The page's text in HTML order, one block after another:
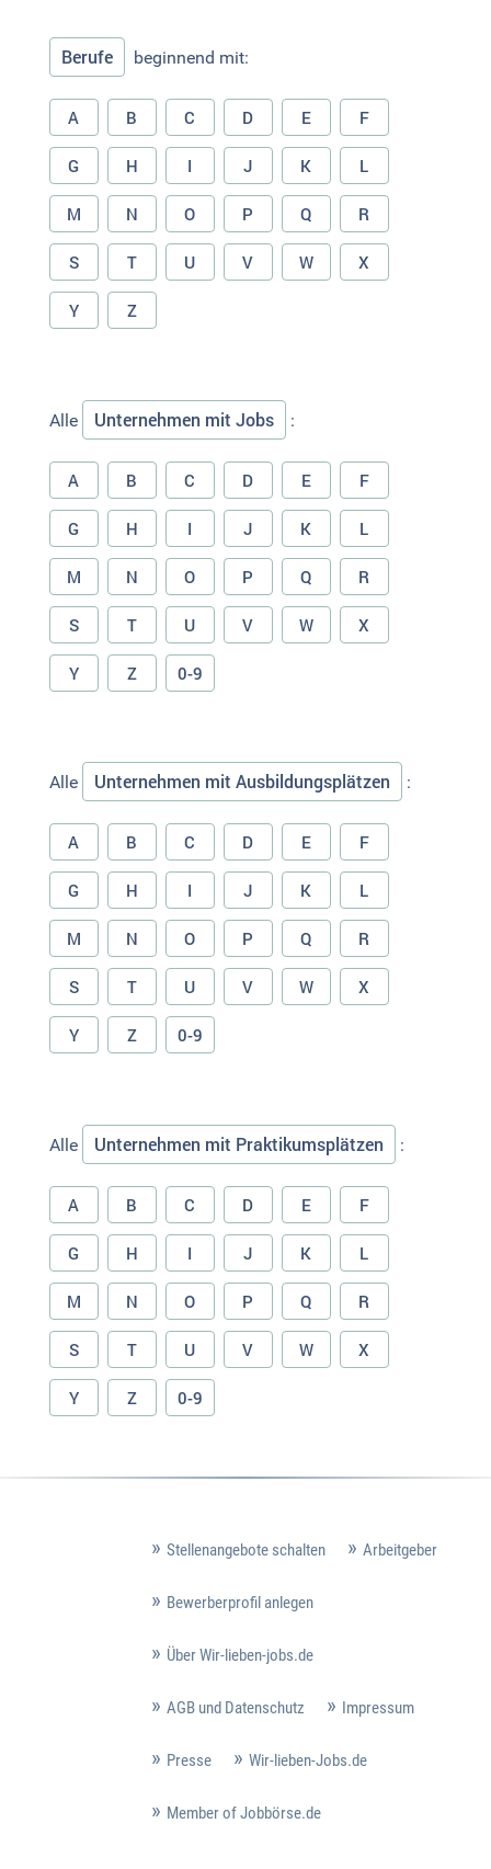
Berufe beginnend mit:
A B C D E F
G H I J K L
M N O P Q R
S T U V W X
Y Z
Alle Unternehmen mit Jobs :
A B C D E F
G H I J K L
M N O P Q R
S T U V W X
Y Z 0-9
Alle Unternehmen mit Ausbildungsplätzen :
A B C D E F
G H I J K L
M N O P Q R
S T U V W X
Y Z 0-9
Alle Unternehmen mit Praktikumsplätzen :
A B C D E F
G H I J K L
M N O P Q R
S T U V W X
Y Z 0-9
Stellenangebote schalten Arbeitgeber
Bewerberprofil anlegen
Über Wir-lieben-jobs.de
AGB und Datenschutz Impressum
Presse Wir-lieben-Jobs.de
Member of Jobbörse.de